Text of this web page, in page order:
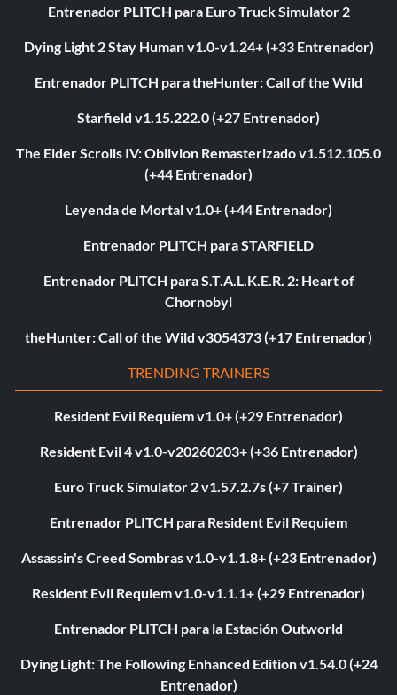
Entrenador PLITCH para Euro Truck Simulator 2
Dying Light 2 Stay Human v1.0-v1.24+ (+33 Entrenador)
Entrenador PLITCH para theHunter: Call of the Wild
Starfield v1.15.222.0 (+27 Entrenador)
The Elder Scrolls IV: Oblivion Remasterizado v1.512.105.0
(+44 Entrenador)
Leyenda de Mortal v1.0+ (+44 Entrenador)
Entrenador PLITCH para STARFIELD
Entrenador PLITCH para S.T.A.L.K.E.R. 2: Heart of
Chornobyl
theHunter: Call of the Wild v3054373 (+17 Entrenador)
TRENDING TRAINERS
Resident Evil Requiem v1.0+ (+29 Entrenador)
Resident Evil 4 v1.0-v20260203+ (+36 Entrenador)
Euro Truck Simulator 2 v1.57.2.7s (+7 Trainer)
Entrenador PLITCH para Resident Evil Requiem
Assassin's Creed Sombras v1.0-v1.1.8+ (+23 Entrenador)
Resident Evil Requiem v1.0-v1.1.1+ (+29 Entrenador)
Entrenador PLITCH para la Estación Outworld
Dying Light: The Following Enhanced Edition v1.54.0 (+24
Entrenador)